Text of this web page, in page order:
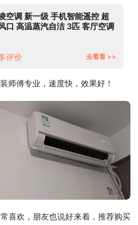
空调 新一级 手机智能遥控 超
口 高温蒸汽自洁 3匹 客厅空调
评价
去看看 >>
师傅专业，速度快，效果好！
喜欢，朋友也说好来着，推荐购买